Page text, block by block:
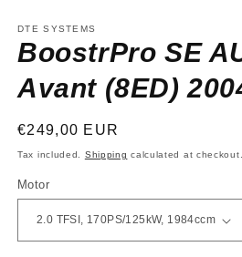
1
in
modal
DTE SYSTEMS
BoostrPro SE
Avant (8ED)
Regular
price
€249,00 EUR
Tax included. Shipping calculated at checkout.
Motor